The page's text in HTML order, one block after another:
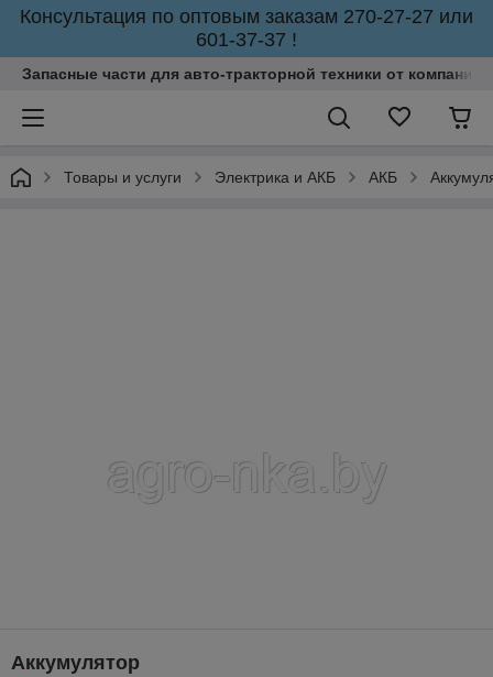
Консультация по оптовым заказам 270-27-27 или
601-37-37 !
Запасные части для авто-тракторной техники от
Товары и услуги Электрика и АКБ АКБ
Аккумулятор